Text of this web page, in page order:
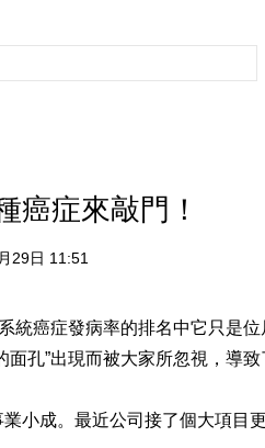
癌症來敲門！
29日 11:51
統癌症發病率的排名中它只是
孔”出現而被大家所忽視，導
小成。最近公司接了個大項目